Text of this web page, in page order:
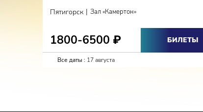
Пятигорск | Зал «Камертон»
1800-6500 ₽ БИЛЕТЫ
Все даты : 17 августа